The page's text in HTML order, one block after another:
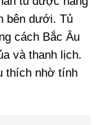
bên dưới. Tủ
cách Bắc Âu
và thanh lịch.
thích nhờ tính